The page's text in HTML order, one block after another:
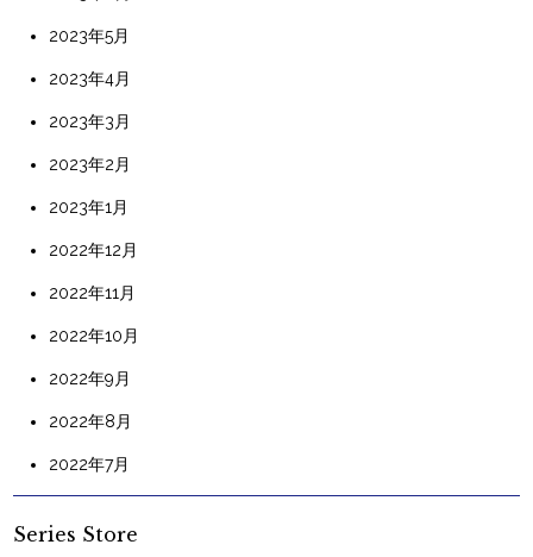
2023年5月
2023年4月
2023年3月
2023年2月
2023年1月
2022年12月
2022年11月
2022年10月
2022年9月
2022年8月
2022年7月
Series Store